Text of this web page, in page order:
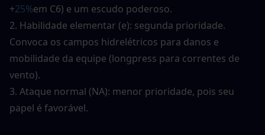
+25%em C6) e um escudo poderoso.
2. Habilidade elementar (e): segunda prioridade.
Convoca os campos hidrelétricos para danos e
mobilidade da equipe (longpress para correntes de
vento).
3. Ataque normal (NA): menor prioridade, pois seu
papel é favorável.